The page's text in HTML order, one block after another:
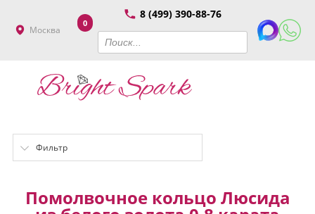
Москва
8 (499) 390-88-76
0
Фильтр
Помолвочное кольцо Люсида